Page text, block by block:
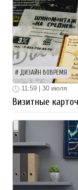
ДИЗАЙН ВОВРЕМЯ
11:59 | 30 июля
Визитные